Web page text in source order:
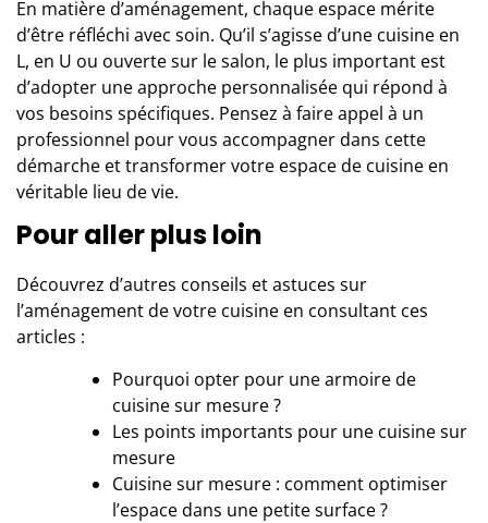
En matière d’aménagement, chaque espace mérite
d’être réfléchi avec soin. Qu’il s’agisse d’une cuisine en
L, en U ou ouverte sur le salon, le plus important est
d’adopter une approche personnalisée qui répond à
vos besoins spécifiques. Pensez à faire appel à un
professionnel pour vous accompagner dans cette
démarche et transformer votre espace de cuisine en
véritable lieu de vie.
Pour aller plus loin
Découvrez d’autres conseils et astuces sur
l’aménagement de votre cuisine en consultant ces
articles :
Pourquoi opter pour une armoire de
cuisine sur mesure ?
Les points importants pour une cuisine sur
mesure
Cuisine sur mesure : comment optimiser
l’espace dans une petite surface ?